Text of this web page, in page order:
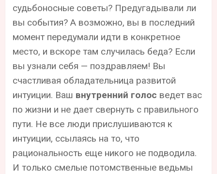
судьбоносные советы? Предугадывали ли
вы события? А возможно, вы в последний
момент передумали идти в конкретное
место, и вскоре там случилась беда? Если
вы узнали себя — поздравляем! Вы
счастливая обладательница развитой
интуиции. Ваш внутренний голос ведет вас
по жизни и не дает свернуть с правильного
пути. Не все люди прислушиваются к
интуиции, ссылаясь на то, что
рациональность еще никого не подводила.
И только смелые потомственные ведьмы